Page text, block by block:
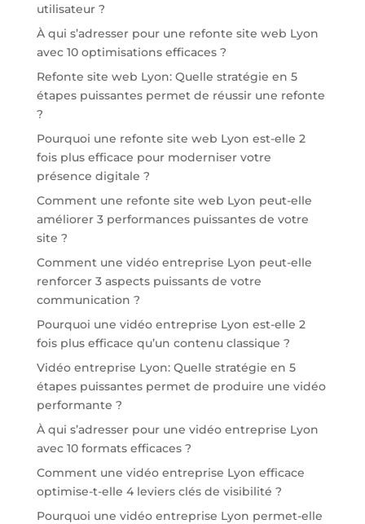
utilisateur ?
À qui s’adresser pour une refonte site web Lyon
avec 10 optimisations efficaces ?
Refonte site web Lyon: Quelle stratégie en 5
étapes puissantes permet de réussir une refonte
?
Pourquoi une refonte site web Lyon est-elle 2
fois plus efficace pour moderniser votre
présence digitale ?
Comment une refonte site web Lyon peut-elle
améliorer 3 performances puissantes de votre
site ?
Comment une vidéo entreprise Lyon peut-elle
renforcer 3 aspects puissants de votre
communication ?
Pourquoi une vidéo entreprise Lyon est-elle 2
fois plus efficace qu’un contenu classique ?
Vidéo entreprise Lyon: Quelle stratégie en 5
étapes puissantes permet de produire une vidéo
performante ?
À qui s’adresser pour une vidéo entreprise Lyon
avec 10 formats efficaces ?
Comment une vidéo entreprise Lyon efficace
optimise-t-elle 4 leviers clés de visibilité ?
Pourquoi une vidéo entreprise Lyon permet-elle